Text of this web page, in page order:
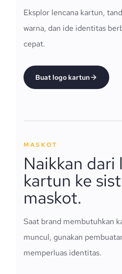
Eksplor lencana kartun,
warna, dan ide identitas
cepat.
Buat logo kartun
MASKOT
Naikkan dari
kartun ke
maskot.
Saat brand membutuhkan
muncul, gunakan
memperluas identitas.